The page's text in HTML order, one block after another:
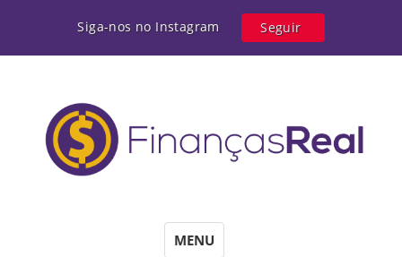
Siga-nos no Instagram Seguir
MENU